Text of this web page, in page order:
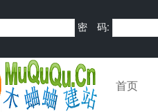
密 码:
首页